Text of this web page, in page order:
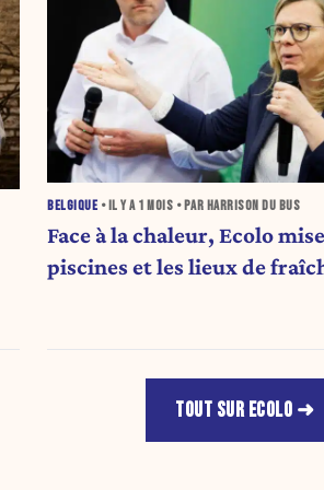
BELGIQUE • IL Y A 1 MOIS • PAR HARRISON DU BUS
Face à la chaleur, Ecolo
piscines et les lieux de
TOUT SUR ECOLO